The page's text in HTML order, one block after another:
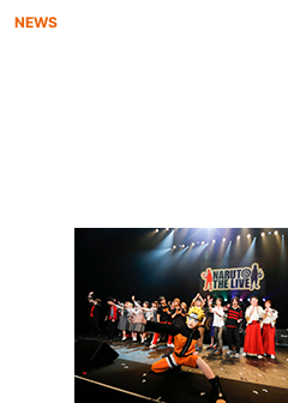
御礼で大団円！
NEWS